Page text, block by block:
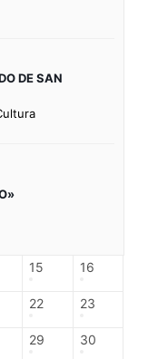
DE SAN
15 16
22 23
29 30